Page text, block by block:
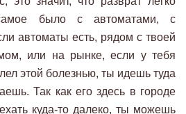
было с автоматами, с
автоматы есть, рядом с твоей
или на рынке, если у тебя
этой болезнью, ты идешь туда
Так как его здесь в городе
куда-то далеко, ты можешь